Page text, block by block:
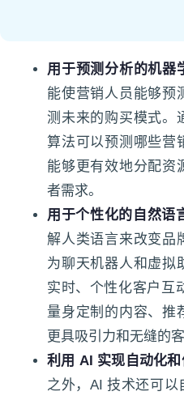
用于预测分析的机器
能使营销人员能够预
测未来的购买模式。
算法可以预测哪些营
能够更有效地分配资
者需求。
用于个性化的自然语
解人类语言来改变品
为聊天机器人和虚拟
实时、个性化客户互
量身定制的内容、推
更具吸引力和无缝的
利用 AI 实现自动化和
之外，AI 技术还可